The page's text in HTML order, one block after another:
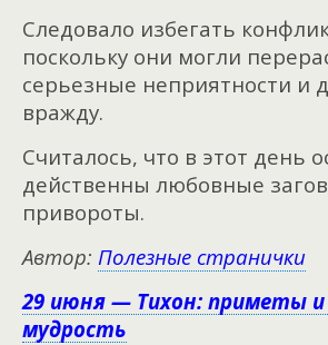
Следовало избегать
поскольку они могли
серьезные неприятности и
вражду.
Считалось, что в этот день
действенны любовные
привороты.
Автор: Полезные странички
29 июня — Тихон: приметы и
мудрость